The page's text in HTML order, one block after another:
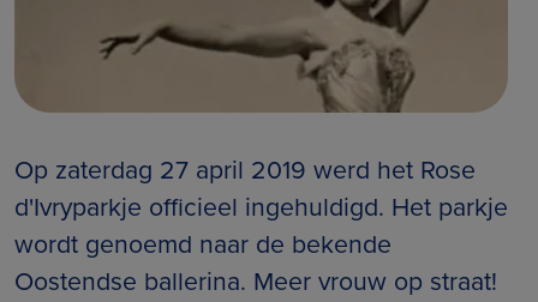
Op zaterdag 27 april 2019 werd het Rose
d'Ivryparkje officieel ingehuldigd. Het parkje
wordt genoemd naar de bekende
Oostendse ballerina. Meer vrouw op straat!